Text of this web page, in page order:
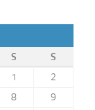
S
S
1
2
8
9